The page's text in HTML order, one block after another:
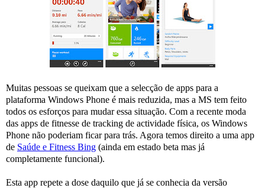
Muitas pessoas se queixam que a selecção de apps para a
plataforma Windows Phone é mais reduzida, mas a MS tem feito
todos os esforços para mudar essa situação. Com a recente moda
das apps de fitnesse de tracking de actividade física, os Windows
Phone não poderiam ficar para trás. Agora temos direito a uma app
de Saúde e Fitness Bing (ainda em estado beta mas já
completamente funcional).
Esta app repete a dose daquilo que já se conhecia da versão